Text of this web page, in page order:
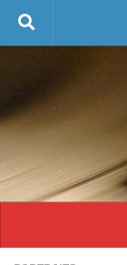
Skip to content